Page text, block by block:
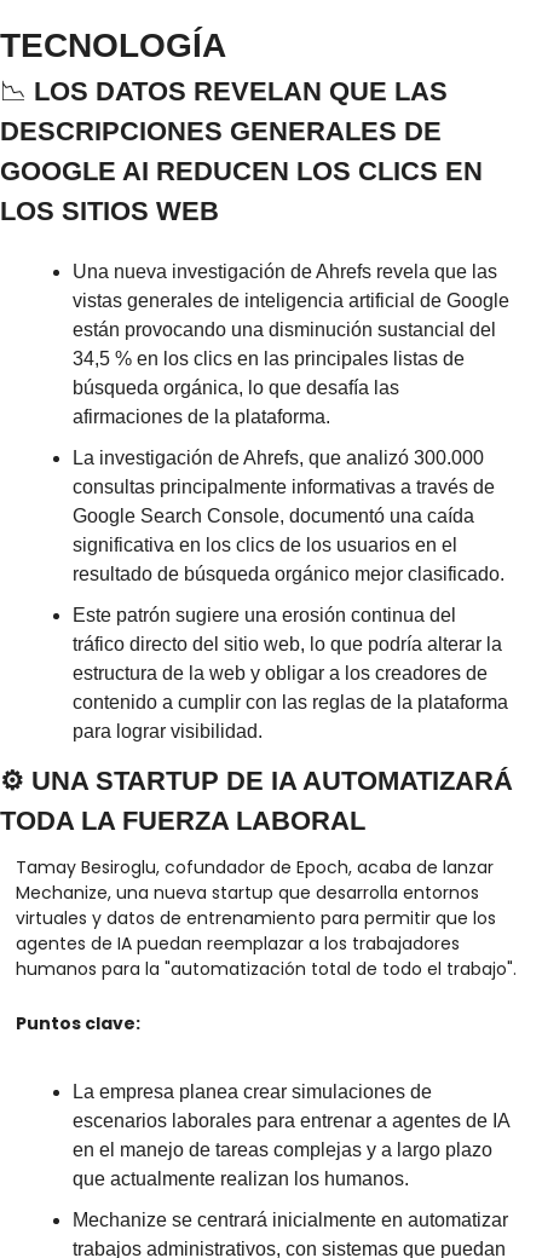
TECNOLOGÍA
📉 LOS DATOS REVELAN QUE LAS
DESCRIPCIONES GENERALES DE
GOOGLE AI REDUCEN LOS CLICS EN
LOS SITIOS WEB
Una nueva investigación de Ahrefs revela que las
vistas generales de inteligencia artificial de Google
están provocando una disminución sustancial del
34,5 % en los clics en las principales listas de
búsqueda orgánica, lo que desafía las
afirmaciones de la plataforma.
La investigación de Ahrefs, que analizó 300.000
consultas principalmente informativas a través de
Google Search Console, documentó una caída
significativa en los clics de los usuarios en el
resultado de búsqueda orgánico mejor clasificado.
Este patrón sugiere una erosión continua del
tráfico directo del sitio web, lo que podría alterar la
estructura de la web y obligar a los creadores de
contenido a cumplir con las reglas de la plataforma
para lograr visibilidad.
⚙️ UNA STARTUP DE IA AUTOMATIZARÁ
TODA LA FUERZA LABORAL
Tamay Besiroglu, cofundador de Epoch, acaba de lanzar
Mechanize, una nueva startup que desarrolla entornos
virtuales y datos de entrenamiento para permitir que los
agentes de IA puedan reemplazar a los trabajadores
humanos para la "automatización total de todo el trabajo".
Puntos clave:
La empresa planea crear simulaciones de
escenarios laborales para entrenar a agentes de IA
en el manejo de tareas complejas y a largo plazo
que actualmente realizan los humanos.
Mechanize se centrará inicialmente en automatizar
trabajos administrativos, con sistemas que puedan